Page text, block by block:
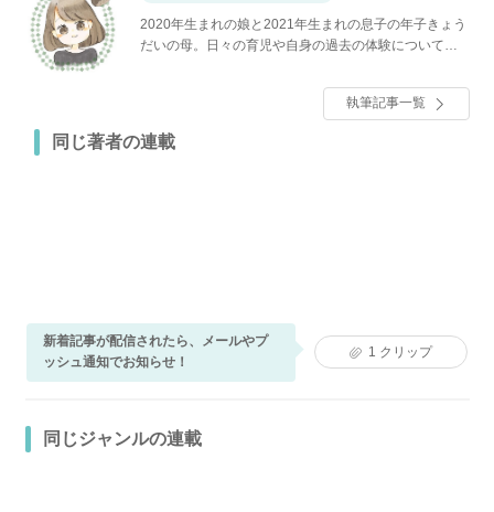
2020年生まれの娘と2021年生まれの息子の年子きょう
だいの母。日々の育児や自身の過去の体験について、
執筆記事一覧
同じ著者の連載
新着記事が配信されたら、メールやプ
ッシュ通知でお知らせ！
1 クリップ
同じジャンルの連載